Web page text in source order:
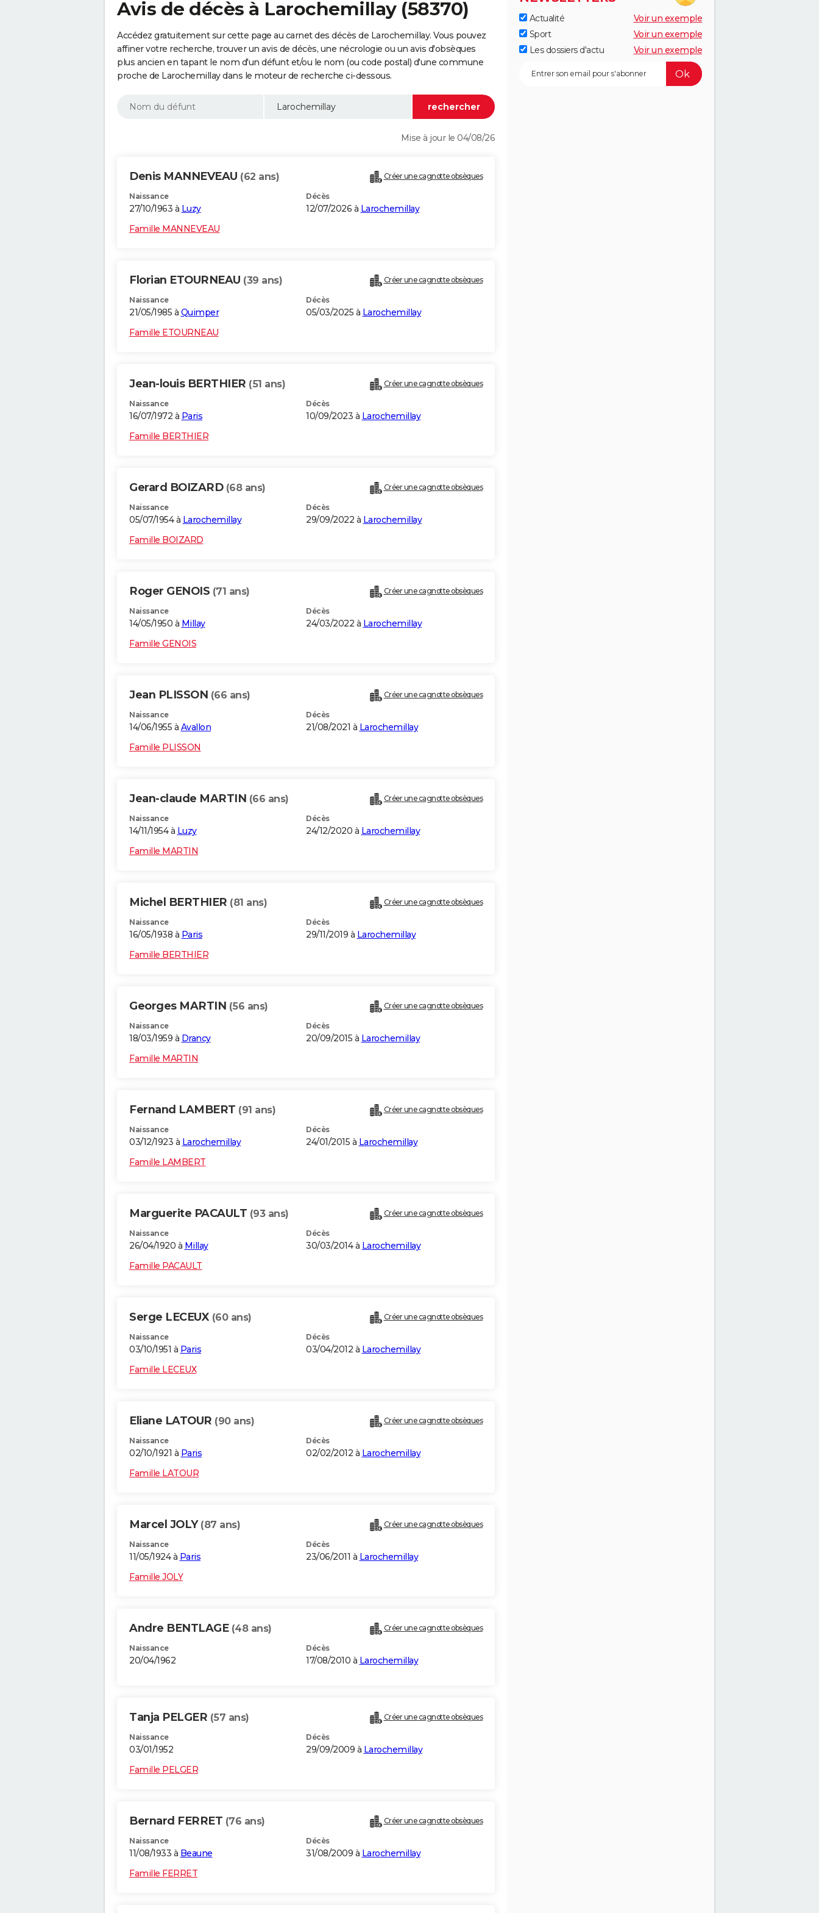
Avis de décès à Larochemillay (58370)
Accédez gratuitement sur cette page au carnet des décès de Larochemillay. Vous pouvez
affiner votre recherche, trouver un avis de décès, une nécrologie ou un avis d'obsèques
plus ancien en tapant le nom d'un défunt et/ou le nom (ou code postal) d'une commune
proche de Larochemillay dans le moteur de recherche ci-dessous.
Mise à jour le 04/08/26
Denis MANNEVEAU (62 ans) Créer une cagnotte obsèques
Naissance
27/10/1963 à Luzy
Décès
12/07/2026 à Larochemillay
Famille MANNEVEAU
Florian ETOURNEAU (39 ans) Créer une cagnotte obsèques
Naissance
21/05/1985 à Quimper
Décès
05/03/2025 à Larochemillay
Famille ETOURNEAU
Jean-louis BERTHIER (51 ans) Créer une cagnotte obsèques
Naissance
16/07/1972 à Paris
Décès
10/09/2023 à Larochemillay
Famille BERTHIER
Gerard BOIZARD (68 ans) Créer une cagnotte obsèques
Naissance
05/07/1954 à Larochemillay
Décès
29/09/2022 à Larochemillay
Famille BOIZARD
Roger GENOIS (71 ans) Créer une cagnotte obsèques
Naissance
14/05/1950 à Millay
Décès
24/03/2022 à Larochemillay
Famille GENOIS
Jean PLISSON (66 ans) Créer une cagnotte obsèques
Naissance
14/06/1955 à Avallon
Décès
21/08/2021 à Larochemillay
Famille PLISSON
Jean-claude MARTIN (66 ans) Créer une cagnotte obsèques
Naissance
14/11/1954 à Luzy
Décès
24/12/2020 à Larochemillay
Famille MARTIN
Michel BERTHIER (81 ans) Créer une cagnotte obsèques
Naissance
16/05/1938 à Paris
Décès
29/11/2019 à Larochemillay
Famille BERTHIER
Georges MARTIN (56 ans) Créer une cagnotte obsèques
Naissance
18/03/1959 à Drancy
Décès
20/09/2015 à Larochemillay
Famille MARTIN
Fernand LAMBERT (91 ans) Créer une cagnotte obsèques
Naissance
03/12/1923 à Larochemillay
Décès
24/01/2015 à Larochemillay
Famille LAMBERT
Marguerite PACAULT (93 ans) Créer une cagnotte obsèques
Naissance
26/04/1920 à Millay
Décès
30/03/2014 à Larochemillay
Famille PACAULT
Serge LECEUX (60 ans) Créer une cagnotte obsèques
Naissance
03/10/1951 à Paris
Décès
03/04/2012 à Larochemillay
Famille LECEUX
Eliane LATOUR (90 ans) Créer une cagnotte obsèques
Naissance
02/10/1921 à Paris
Décès
02/02/2012 à Larochemillay
Famille LATOUR
Marcel JOLY (87 ans) Créer une cagnotte obsèques
Naissance
11/05/1924 à Paris
Décès
23/06/2011 à Larochemillay
Famille JOLY
Andre BENTLAGE (48 ans) Créer une cagnotte obsèques
Naissance
20/04/1962
Décès
17/08/2010 à Larochemillay
Tanja PELGER (57 ans) Créer une cagnotte obsèques
Naissance
03/01/1952
Décès
29/09/2009 à Larochemillay
Famille PELGER
Bernard FERRET (76 ans) Créer une cagnotte obsèques
Naissance
11/08/1933 à Beaune
Décès
31/08/2009 à Larochemillay
Famille FERRET
Actualité
Voir un exemple
Sport
Voir un exemple
Les dossiers d'actu
Voir un exemple